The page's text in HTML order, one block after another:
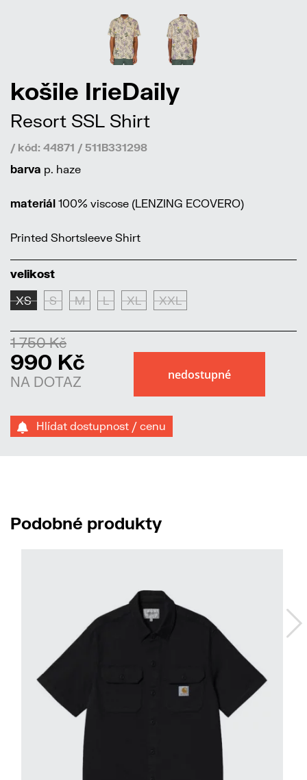
košile IrieDaily
Resort SSL Shirt
/ kód: 44871 / 511B331298
barva p. haze
materiál 100% viscose (LENZING ECOVERO)
Printed Shortsleeve Shirt
velikost
XS S M L XL XXL
1 750 Kč
990 Kč
NA DOTAZ
Hlídat dostupnost / cenu
Podobné produkty